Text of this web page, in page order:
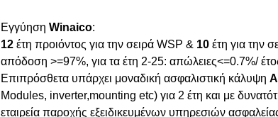
ΕγγύησηWinaico:
12 έτη προιόντος για την σειράWSP & 10 έτη για την
απόδοση >=97%, για τα έτη 2-25: απώλειες<=0.7%/
Επιπρόσθετα υπάρχει μοναδική ασφαλιστική κάλυψη
Modules, inverter,mounting etc) για 2 έτη και με
εταιρεία παροχής εξειδικευμένων υπηρεσιών